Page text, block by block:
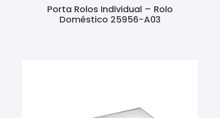
Porta Rolos Individual – Rolo
Doméstico 25956-A03